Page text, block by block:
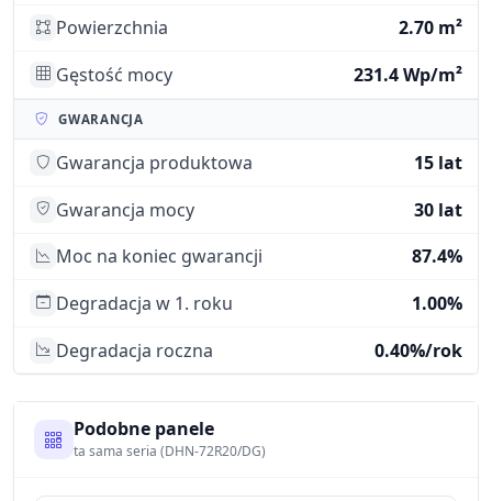
Powierzchnia
2.70 m²
Gęstość mocy
231.4 Wp/m²
GWARANCJA
Gwarancja produktowa
15 lat
Gwarancja mocy
30 lat
Moc na koniec gwarancji
87.4%
Degradacja w 1. roku
1.00%
Degradacja roczna
0.40%/rok
Podobne panele
ta sama seria (DHN-72R20/DG)